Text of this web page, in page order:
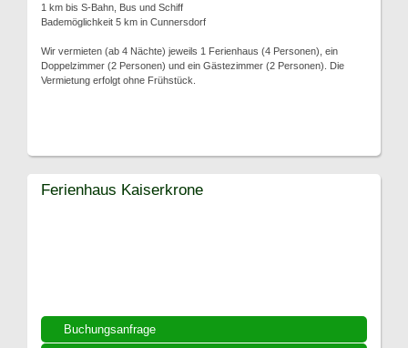
1 km bis S-Bahn, Bus und Schiff
Bademöglichkeit 5 km in Cunnersdorf
Wir vermieten (ab 4 Nächte) jeweils 1 Ferienhaus (4 Personen), ein
Doppelzimmer (2 Personen) und ein Gästezimmer (2 Personen). Die
Vermietung erfolgt ohne Frühstück.
Buchungsanfrage
Ferienhaus Kaiserkrone